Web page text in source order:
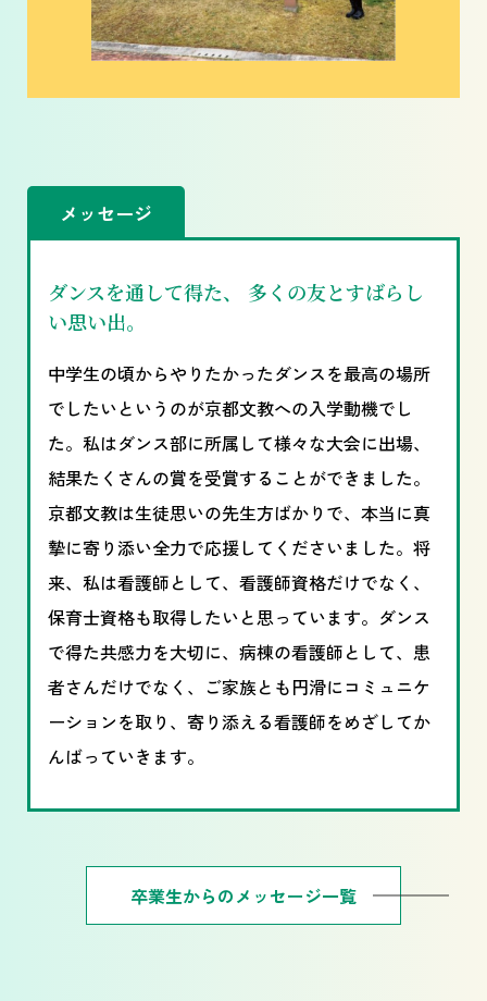
メッセージ
ダンスを通して得た、 多くの友とすばらし
い思い出。
中学生の頃からやりたかったダンスを最高の場所
でしたいというのが京都文教への入学動機でし
た。私はダンス部に所属して様々な大会に出場、
結果たくさんの賞を受賞することができました。
京都文教は生徒思いの先生方ばかりで、本当に真
摯に寄り添い全力で応援してくださいました。将
来、私は看護師として、看護師資格だけでなく、
保育士資格も取得したいと思っています。ダンス
で得た共感力を大切に、病棟の看護師として、患
者さんだけでなく、ご家族とも円滑にコミュニケ
ーションを取り、寄り添える看護師をめざしてか
んばっていきます。
卒業生からのメッセージ一覧